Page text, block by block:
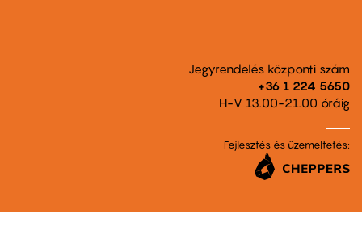
Jegyrendelés központi szám
+36 1 224 5650
H-V 13.00-21.00 óráig
Fejlesztés és üzemeltetés: